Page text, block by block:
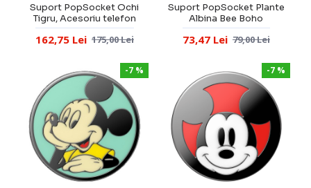
Suport PopSocket Ochi
Tigru, Acesoriu telefon
162,75 Lei 175,00 Lei
Suport PopSocket Plante
Albina Bee Boho
73,47 Lei 79,00 Lei
-7 % -7 %